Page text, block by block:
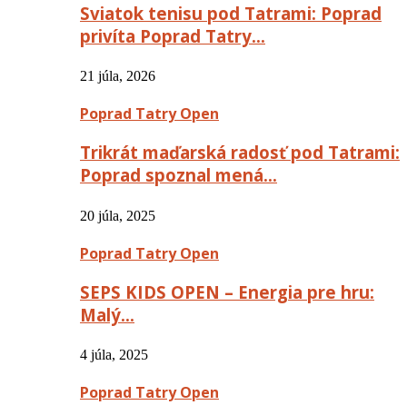
Sviatok tenisu pod Tatrami: Poprad
privíta Poprad Tatry…
21 júla, 2026
Poprad Tatry Open
Trikrát maďarská radosť pod Tatrami:
Poprad spoznal mená…
20 júla, 2025
Poprad Tatry Open
SEPS KIDS OPEN – Energia pre hru:
Malý…
4 júla, 2025
Poprad Tatry Open